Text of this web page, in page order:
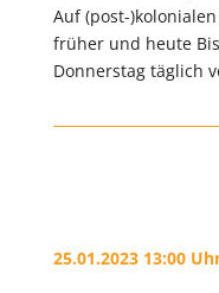
Auf (post-
früher und heute
Donnerstag täglich
25.01.2023 13:00